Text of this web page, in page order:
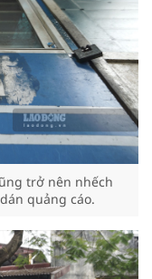
trở nên nhếch
quảng cáo.